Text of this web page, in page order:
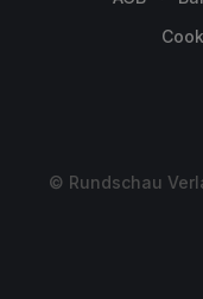
© Rundschau